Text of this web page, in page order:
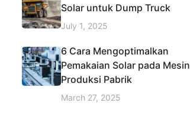
Solar untuk Dump Truck
July 1, 2025
6 Cara Mengoptimalkan
Pemakaian Solar pada Mesin
Produksi Pabrik
March 27, 2025